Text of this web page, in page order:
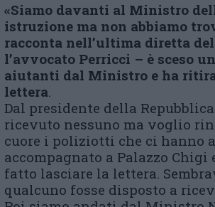
«Siamo davanti al Ministro
istruzione ma non abbiamo
racconta nell’ultima diretta
l’avvocato Perricci – è sceso
aiutanti dal Ministro e ha
lettera.
Dal presidente della
ricevuto nessuno ma voglio
cuore i poliziotti che ci hanno
accompagnato a Palazzo Chigi
fatto lasciare la lettera.
qualcuno fosse disposto a